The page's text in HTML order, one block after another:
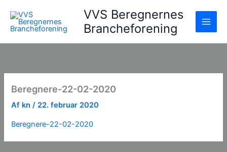
indholdet
VVS Beregnernes
Brancheforening
Beregnere-22-02-2020
Af kn/ 22. februar 2020
Beregnere-22-02-2020